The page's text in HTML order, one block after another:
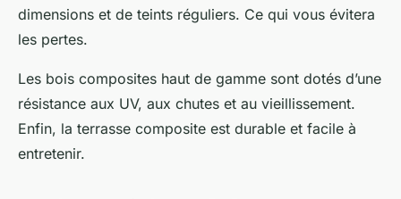
dimensions et de teints réguliers. Ce qui vous évitera
les pertes.
Les bois composites haut de gamme sont dotés d’une
résistance aux UV, aux chutes et au vieillissement.
Enfin, la terrasse composite est durable et facile à
entretenir.